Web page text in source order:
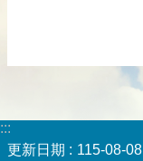
:::
更新日期
115-08-08